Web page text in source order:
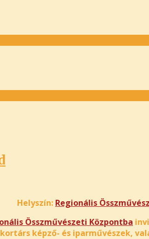
Helyszín: Regionális
Összművészeti Központba
képző- és iparművészek,